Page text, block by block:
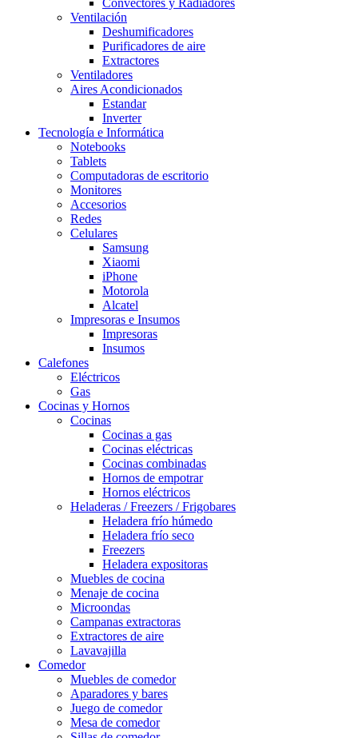
Convectores y Radiadores
Ventilación
Deshumificadores
Purificadores de aire
Extractores
Ventiladores
Aires Acondicionados
Estandar
Inverter
Tecnología e Informática
Notebooks
Tablets
Computadoras de escritorio
Monitores
Accesorios
Redes
Celulares
Samsung
Xiaomi
iPhone
Motorola
Alcatel
Impresoras e Insumos
Impresoras
Insumos
Calefones
Eléctricos
Gas
Cocinas y Hornos
Cocinas
Cocinas a gas
Cocinas eléctricas
Cocinas combinadas
Hornos de empotrar
Hornos eléctricos
Heladeras / Freezers / Frigobares
Heladera frío húmedo
Heladera frío seco
Freezers
Heladera expositoras
Muebles de cocina
Menaje de cocina
Microondas
Campanas extractoras
Extractores de aire
Lavavajilla
Comedor
Muebles de comedor
Aparadores y bares
Juego de comedor
Mesa de comedor